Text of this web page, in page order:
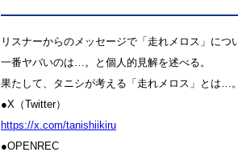
リスナーからのメッセージで「走れメロス」につ
一番ヤバいのは…。と個人的見解を述べる。
果たして、タニシが考える「走れメロス」とは…。
●X（Twitter）
⁠⁠⁠⁠⁠⁠⁠⁠⁠⁠⁠⁠⁠⁠⁠⁠⁠⁠⁠⁠⁠⁠⁠⁠⁠⁠⁠⁠⁠⁠⁠⁠⁠⁠⁠⁠⁠⁠⁠⁠⁠⁠⁠⁠⁠⁠⁠⁠⁠⁠⁠⁠⁠⁠⁠⁠https://x.com/tanishiikiru⁠⁠⁠⁠⁠⁠⁠⁠⁠⁠⁠⁠⁠⁠⁠⁠⁠⁠⁠⁠⁠⁠⁠⁠⁠⁠⁠⁠⁠⁠⁠⁠⁠⁠⁠⁠⁠⁠⁠⁠⁠⁠⁠⁠⁠⁠⁠⁠⁠⁠⁠⁠⁠⁠⁠⁠
●OPENREC